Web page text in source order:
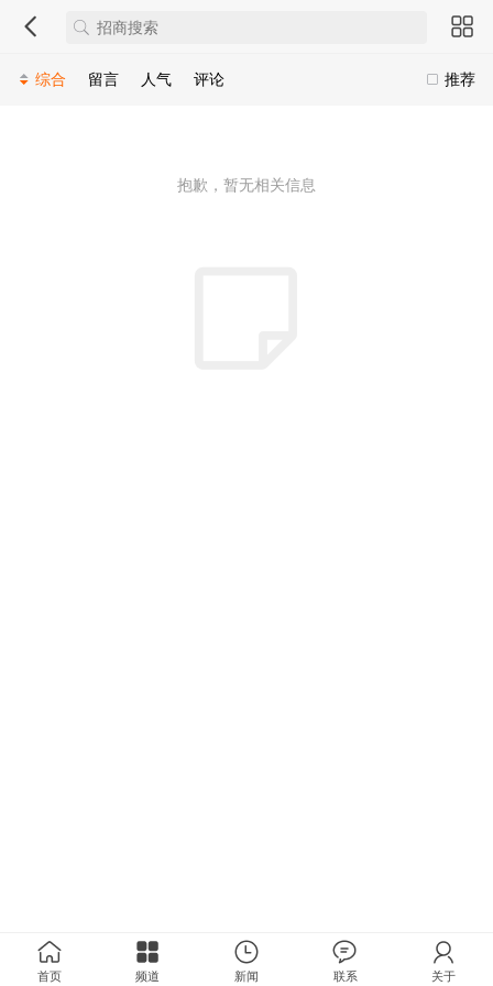
推荐
综合 留言 人气 评论
抱歉，暂无相关信息
首页 频道 新闻 联系 关于